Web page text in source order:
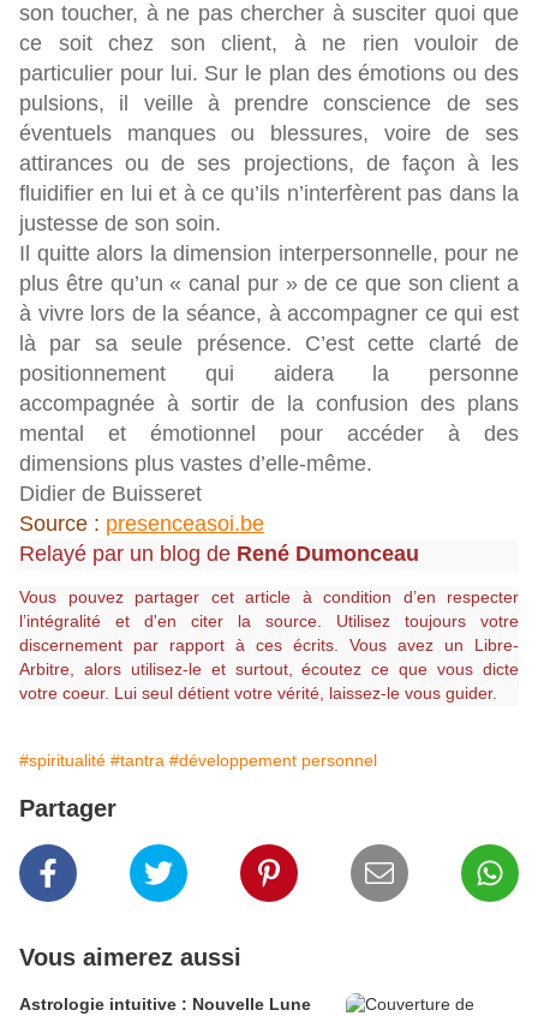
son toucher, à ne pas chercher à susciter quoi que
ce soit chez son client, à ne rien vouloir de
particulier pour lui. Sur le plan des émotions ou des
pulsions, il veille à prendre conscience de ses
éventuels manques ou blessures, voire de ses
attirances ou de ses projections, de façon à les
fluidifier en lui et à ce qu’ils n’interfèrent pas dans la
justesse de son soin.
Il quitte alors la dimension interpersonnelle, pour ne
plus être qu’un « canal pur » de ce que son client a
à vivre lors de la séance, à accompagner ce qui est
là par sa seule présence. C’est cette clarté de
positionnement qui aidera la personne
accompagnée à sortir de la confusion des plans
mental et émotionnel pour accéder à des
dimensions plus vastes d’elle-même.
Didier de Buisseret
Source : presenceasoi.be
Relayé par un blog de René Dumonceau
Vous pouvez partager cet article à condition d’en respecter
l’intégralité et d'en citer la source. Utilisez toujours votre
discernement par rapport à ces écrits. Vous avez un Libre-
Arbitre, alors utilisez-le et surtout, écoutez ce que vous dicte
votre coeur. Lui seul détient votre vérité, laissez-le vous guider.
#spiritualité #tantra #développement personnel
Partager
Vous aimerez aussi
Astrologie intuitive : Nouvelle Lune